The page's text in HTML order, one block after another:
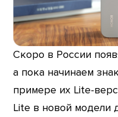
Скоро в России
а пока начинаем
примере их Lite-
Lite в новой модели